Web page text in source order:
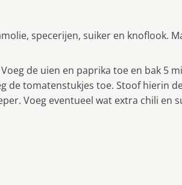
specerijen, suiker en knoflook.
de uien en paprika toe en bak 5
de tomatenstukjes toe. Stoof hierin
Voeg eventueel wat extra chili en